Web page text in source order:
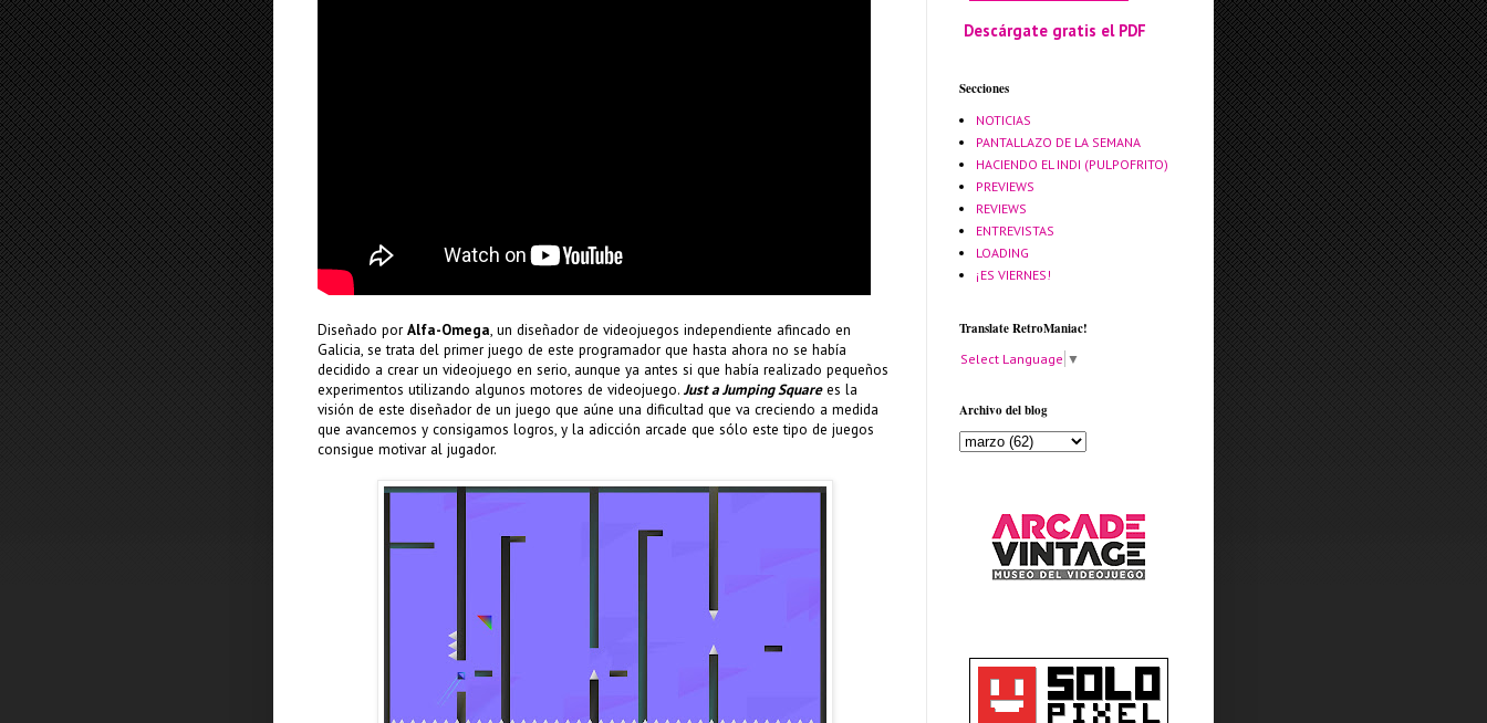
Diseñado porAlfa-Omega, un diseñador de videojuegos independiente afincado en
Galicia, se trata del primer juego de este programador que hasta ahora no se había
decidido a crear un videojuego en serio, aunque ya antes si que había realizado pequeños
experimentos utilizando algunos motores de videojuego. Just a Jumping Squarees la
visión de este diseñador de un juego que aúne una dificultad que va creciendo a medida
que avancemos y consigamos logros, y la adicción arcade que sólo este tipo de juegos
consigue motivar al jugador.
Descárgate gratis el PDF
Secciones
NOTICIAS
PANTALLAZO DE LA SEMANA
HACIENDO EL INDI (PULPOFRITO)
PREVIEWS
REVIEWS
ENTREVISTAS
LOADING
¡ES VIERNES!
Translate RetroManiac!
Select Language ▼
Archivo del blog